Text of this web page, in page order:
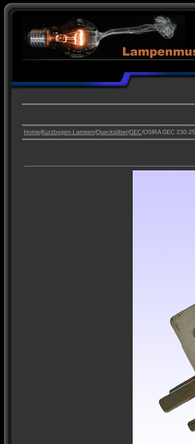
Home/Kurzbogen-Lampen/Quecksilber/GEC/OSIRA GEC 230-